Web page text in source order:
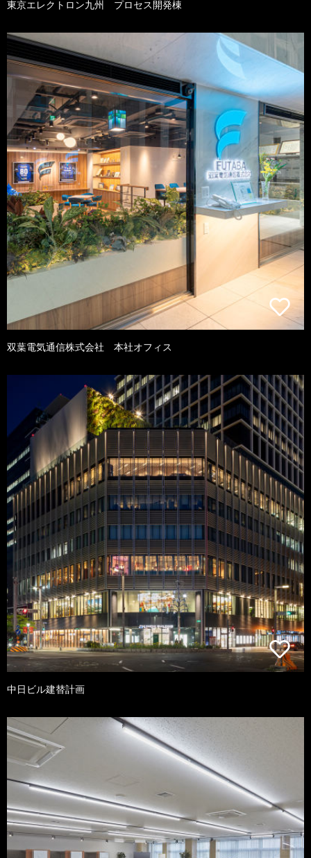
東京エレクトロン九州 プロセス開発棟
双葉電気通信株式会社 本社オフィス
中日ビル建替計画